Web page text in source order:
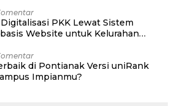
PKK Lewat Sistem
Website untuk Kelurahan
di Pontianak Versi uniRank
Impianmu?